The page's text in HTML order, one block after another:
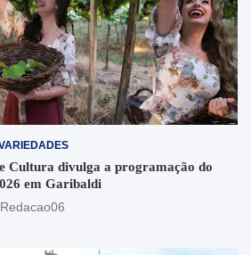
Cultura divulga a programação do
em Garibaldi
Redacao06